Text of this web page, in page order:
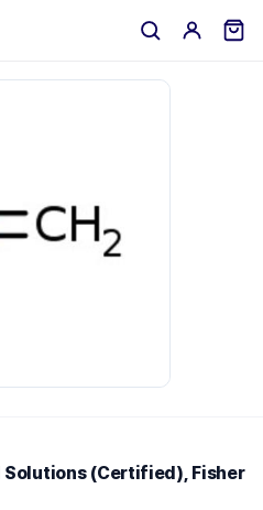
(Certified), Fisher